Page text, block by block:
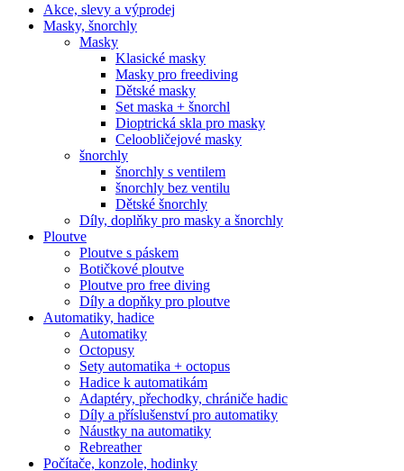
Akce, slevy a výprodej
Masky, šnorchly
Masky
Klasické masky
Masky pro freediving
Dětské masky
Set maska + šnorchl
Dioptrická skla pro masky
Celoobličejové masky
šnorchly
šnorchly s ventilem
šnorchly bez ventilu
Dětské šnorchly
Díly, doplňky pro masky a šnorchly
Ploutve
Ploutve s páskem
Botičkové ploutve
Ploutve pro free diving
Díly a dopňky pro ploutve
Automatiky, hadice
Automatiky
Octopusy
Sety automatika + octopus
Hadice k automatikám
Adaptéry, přechodky, chrániče hadic
Díly a příslušenství pro automatiky
Náustky na automatiky
Rebreather
Počítače, konzole, hodinky